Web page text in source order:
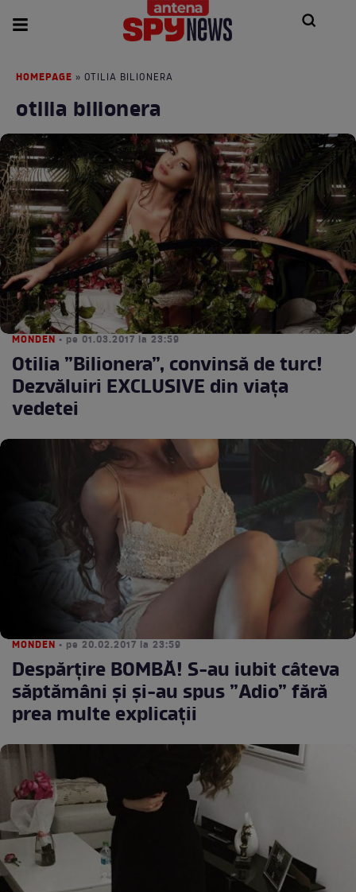
HOMEPAGE » OTILIA BILIONERA
otilia bilionera
MONDEN • pe 01.03.2017 la 23:59
Otilia ”Bilionera”, convinsă de turc!
Dezvăluiri EXCLUSIVE din viața
vedetei
MONDEN • pe 20.02.2017 la 23:59
Despărțire BOMBĂ! S-au iubit câteva
săptămâni și și-au spus ”Adio” fără
prea multe explicații